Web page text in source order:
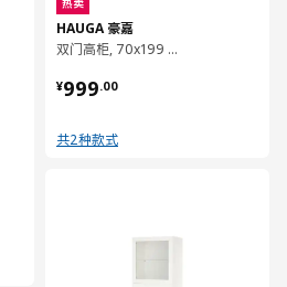
热卖
HAUGA 豪嘉
双门高柜, 70x199 厘米
¥999.00
¥ 999.00
共2种款式